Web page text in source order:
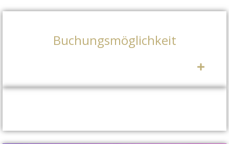
Buchungsmöglichkeit